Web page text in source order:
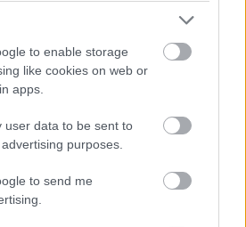
to enable storage
like cookies on web or
apps.
user data to be sent to
purposes.
to send me
értelmében a portál 2024-
a közigazgatási
egyikeként állt át felhőalapú
jóval rugalmasabb erőforrás-
ami különösen fontos egy olyan
ahol rövid idő alatt hatalmas
be, és azt szinte azonnal
terhelésnek kitett felületen.